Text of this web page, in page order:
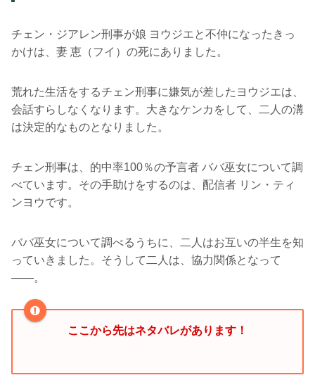
チェン・ジアレン刑事が娘 ヨウジエと不仲になったきっ
かけは、妻 恵（フイ）の死にありました。
荒れた生活をするチェン刑事に嫌気が差したヨウジエは、
会話すらしなくなります。大きなケンカをして、二人の溝
は決定的なものとなりました。
チェン刑事は、的中率100％の予言者 ババ巫女について調
べています。その手助けをするのは、配信者 リン・ティ
ンヨウです。
ババ巫女について調べるうちに、二人はお互いの半生を知
っていきました。そうして二人は、協力関係となって
――。
ここから先はネタバレがあります！